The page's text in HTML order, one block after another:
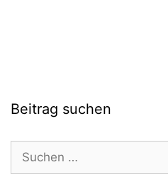
Beitrag suchen
nach: